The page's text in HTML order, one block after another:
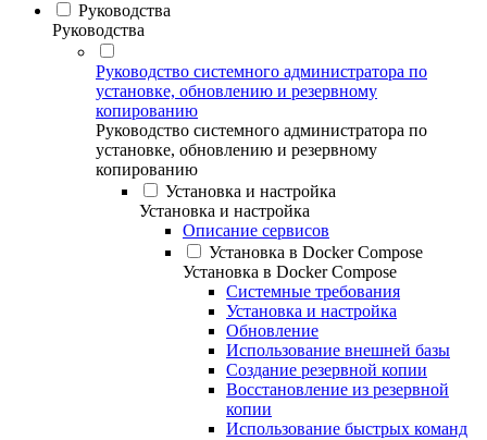
Руководства
Руководства
Руководство системного администратора по
установке, обновлению и резервному
копированию
Руководство системного администратора по
установке, обновлению и резервному
копированию
Установка и настройка
Установка и настройка
Описание сервисов
Установка в Docker Compose
Установка в Docker Compose
Системные требования
Установка и настройка
Обновление
Использование внешней базы
Создание резервной копии
Восстановление из резервной
копии
Использование быстрых команд